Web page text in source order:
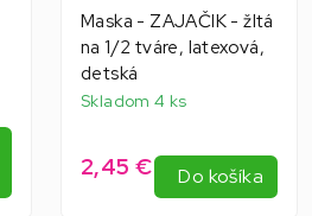
Maska - ZAJAČIK - žltá
na 1/2 tváre, latexová,
detská
Skladom 4 ks
2,45 € Do košíka